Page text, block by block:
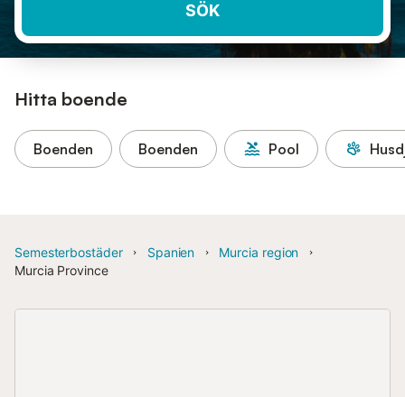
SÖK
Hitta boende
Boenden Boenden Pool
Semesterbostäder Spanien
Murcia region
Murcia Province